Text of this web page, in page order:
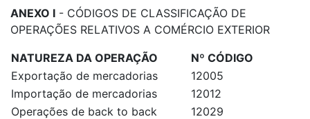
ANEXO I - CÓDIGOS DE CLASSIFICAÇÃO DE
OPERAÇÕES RELATIVOS A COMÉRCIO EXTERIOR
NATUREZA DA OPERAÇÃO
Nº CÓDIGO
Exportação de mercadorias
12005
Importação de mercadorias
12012
Operações de back to back
12029